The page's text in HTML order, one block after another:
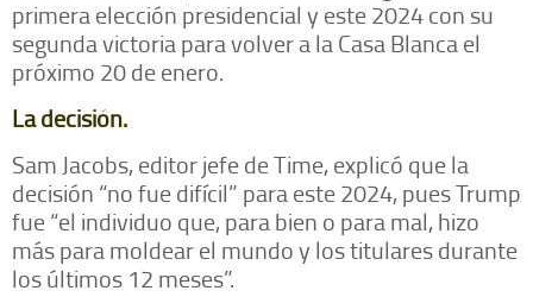
primera elección presidencial y este 2024 con su
segunda victoria para volver a la Casa Blanca el
próximo 20 de enero.
La decisión.
Sam Jacobs, editor jefe de Time, explicó que la
decisión “no fue difícil” para este 2024, pues Trump
fue “el individuo que, para bien o para mal, hizo
más para moldear el mundo y los titulares durante
los últimos 12 meses”.